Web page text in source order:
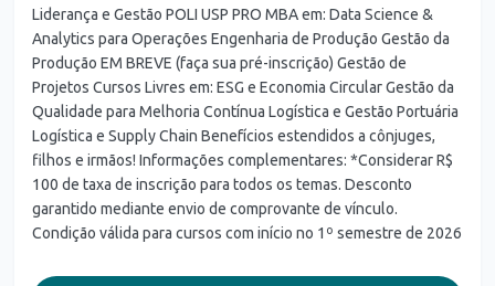
Liderança e Gestão POLI USP PRO MBA em: Data Science &
Analytics para Operações Engenharia de Produção Gestão da
Produção EM BREVE (faça sua pré-inscrição) Gestão de
Projetos Cursos Livres em: ESG e Economia Circular Gestão da
Qualidade para Melhoria Contínua Logística e Gestão Portuária
Logística e Supply Chain Benefícios estendidos a cônjuges,
filhos e irmãos! Informações complementares: *Considerar R$
100 de taxa de inscrição para todos os temas. Desconto
garantido mediante envio de comprovante de vínculo.
Condição válida para cursos com início no 1º semestre de 2026